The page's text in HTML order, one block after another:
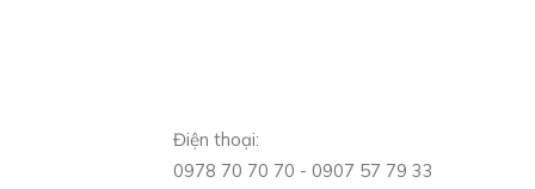
Điện thoại:
0978 70 70 70 - 0907 57 79 33